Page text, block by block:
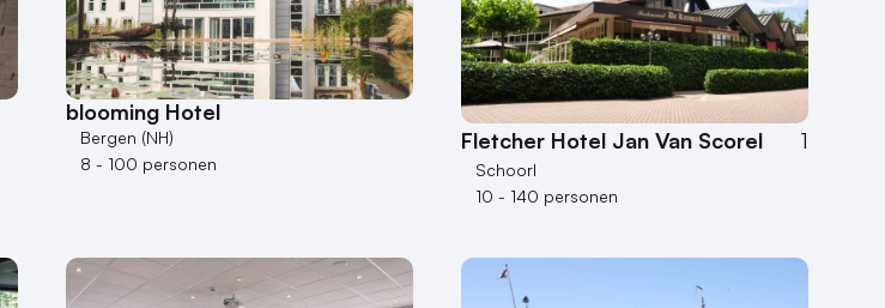
blooming Hotel
Bergen (NH)
8 - 100 personen
Fletcher Hotel Jan Van Scorel 1
Schoorl
10 - 140 personen